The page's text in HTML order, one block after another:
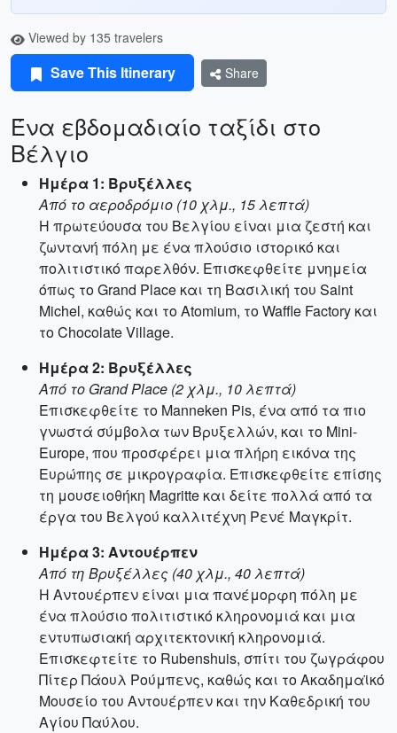
Viewed by 135 travelers
Save This Itinerary Share
Ένα εβδομαδιαίο ταξίδι στο
Βέλγιο
Ημέρα 1: Βρυξέλλες
Από το αεροδρόμιο (10 χλμ., 15 λεπτά)
Η πρωτεύουσα του Βελγίου είναι μια ζεστή και
ζωντανή πόλη με ένα πλούσιο ιστορικό και
πολιτιστικό παρελθόν. Επισκεφθείτε μνημεία
όπως το Grand Place και τη Βασιλική του Saint
Michel, καθώς και το Atomium, το Waffle Factory και
το Chocolate Village.
Ημέρα 2: Βρυξέλλες
Από το Grand Place (2 χλμ., 10 λεπτά)
Επισκεφθείτε το Manneken Pis, ένα από τα πιο
γνωστά σύμβολα των Βρυξελλών, και το Mini-
Europe, που προσφέρει μια πλήρη εικόνα της
Ευρώπης σε μικρογραφία. Επισκεφθείτε επίσης
τη μουσειοθήκη Magritte και δείτε πολλά από τα
έργα του Βελγού καλλιτέχνη Ρενέ Μαγκρίτ.
Ημέρα 3: Αντουέρπεν
Από τη Βρυξέλλες (40 χλμ., 40 λεπτά)
Η Αντουέρπεν είναι μια πανέμορφη πόλη με
ένα πλούσιο πολιτιστικό κληρονομιά και μια
εντυπωσιακή αρχιτεκτονική κληρονομιά.
Επισκεφτείτε το Rubenshuis, σπίτι του ζωγράφου
Πίτερ Πάουλ Ρούμπενς, καθώς και το Ακαδημαϊκό
Μουσείο του Αντουέρπεν και την Καθεδρική του
Αγίου Παύλου.